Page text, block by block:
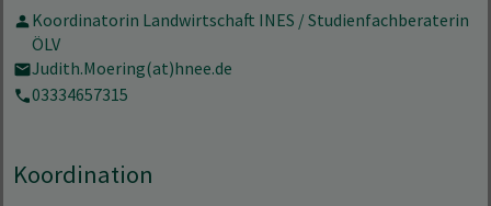
Koordinatorin Landwirtschaft INES / Studienfachberaterin
ÖLV
Judith.Moering(at)hnee.de
03334657315
Koordination